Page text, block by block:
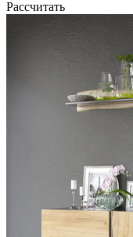
Рассчитать